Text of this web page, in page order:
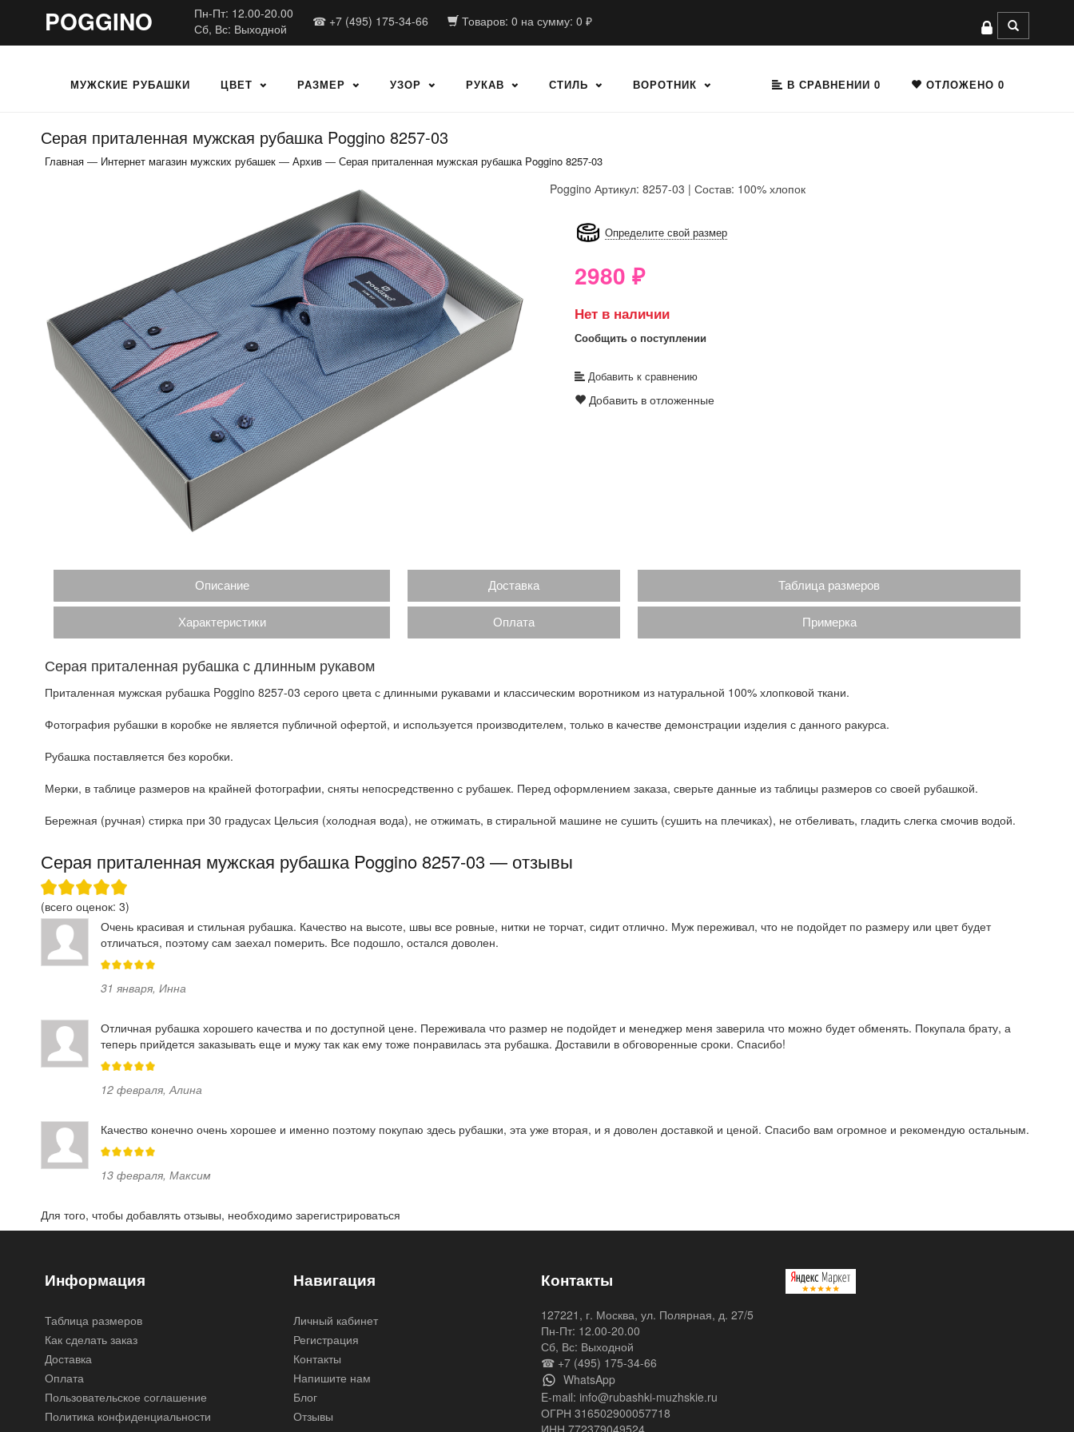
POGGINO
Пн-Пт: 12.00-20.00
Сб, Вс: Выходной
☎ +7 (495) 175-34-66 Товаров: 0 на сумму: 0 ₽
МУЖСКИЕ РУБАШКИ ЦВЕТ РАЗМЕР УЗОР РУКАВ СТИЛЬ ВОРОТНИК В СРАВНЕНИИ 0 ОТЛОЖЕНО 0
Серая приталенная мужская рубашка Poggino 8257-03
Главная — Интернет магазин мужских рубашек — Архив — Серая приталенная мужская рубашка Poggino 8257-03
Poggino Артикул: 8257-03 | Состав: 100% хлопок
Определите свой размер
2980 ₽
Нет в наличии
Сообщить о поступлении
Добавить к сравнению
Добавить в отложенные
Описание Доставка Таблица размеров
Характеристики Оплата Примерка
Серая приталенная рубашка с длинным рукавом
Приталенная мужская рубашка Poggino 8257-03 серого цвета с длинными рукавами и классическим воротником из натуральной 100% хлопковой ткани.
Фотография рубашки в коробке не является публичной офертой, и используется производителем, только в качестве демонстрации изделия с данного ракурса.
Рубашка поставляется без коробки.
Мерки, в таблице размеров на крайней фотографии, сняты непосредственно с рубашек. Перед оформлением заказа, сверьте данные из таблицы размеров со своей рубашкой.
Бережная (ручная) стирка при 30 градусах Цельсия (холодная вода), не отжимать, в стиральной машине не сушить (сушить на плечиках), не отбеливать, гладить слегка смочив водой.
Серая приталенная мужская рубашка Poggino 8257-03 — отзывы
(всего оценок: 3)
Очень красивая и стильная рубашка. Качество на высоте, швы все ровные, нитки не торчат, сидит отлично. Муж переживал, что не подойдет по размеру или цвет будет
отличаться, поэтому сам заехал померить. Все подошло, остался доволен.
31 января, Инна
Отличная рубашка хорошего качества и по доступной цене. Переживала что размер не подойдет и менеджер меня заверила что можно будет обменять. Покупала брату, а
теперь прийдется заказывать еще и мужу так как ему тоже понравилась эта рубашка. Доставили в обговоренные сроки. Спасибо!
12 февраля,Алина
Качество конечно очень хорошее и именно поэтому покупаю здесь рубашки, эта уже вторая, и я доволен доставкой и ценой. Спасибо вам огромное и рекомендую остальным.
13 февраля, Максим
Для того, чтобы добавлять отзывы, необходимо зарегистрироваться
Информация
Таблица размеров
Как сделать заказ
Доставка
Оплата
Пользовательское соглашение
Политика конфиденциальности
Навигация
Личный кабинет
Регистрация
Контакты
Напишите нам
Блог
Отзывы
Контакты
127221, г. Москва, ул. Полярная, д. 27/5
Пн-Пт: 12.00-20.00
Сб, Вс: Выходной
☎ +7 (495) 175-34-66
WhatsApp
E-mail: info@rubashki-muzhskie.ru
ОГРН 316502900057718